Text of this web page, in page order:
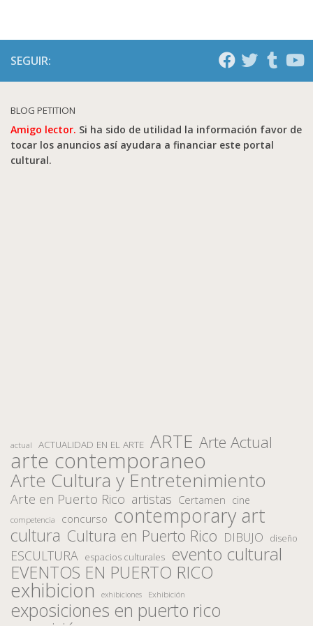
SEGUIR:
BLOG PETITION
Amigo lector. Si ha sido de utilidad la información favor de
tocar los anuncios así ayudara a financiar este portal
cultural.
actual ACTUALIDAD EN EL ARTE ARTE Arte Actual
arte contemporaneo
Arte Cultura y Entretenimiento
Arte en Puerto Rico artistas Certamen cine
competencia concurso contemporary art
cultura Cultura en Puerto Rico DIBUJO diseño
ESCULTURA espacios culturales evento cultural
EVENTOS EN PUERTO RICO
exhibicion exhibiciones Exhibición
exposiciones en puerto rico